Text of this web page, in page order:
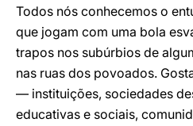
Todos nós conhecemos o
que jogam com uma bola
trapos nos subúrbios de
nas ruas dos povoados.
— instituições, sociedades
educativas e sociais,